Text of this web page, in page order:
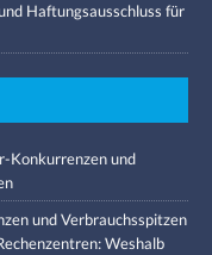
Haftungsausschluss für
Konkurrenzen und
und Verbrauchsspitzen
Weshalb